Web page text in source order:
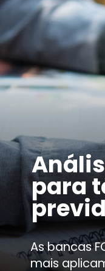
As bancas
mais
para